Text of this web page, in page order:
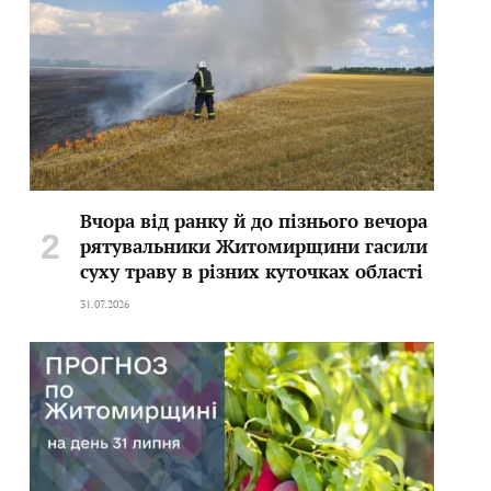
Вчора від ранку й до пізнього вечора
рятувальники Житомирщини гасили
суху траву в різних куточках області
31.07.2026